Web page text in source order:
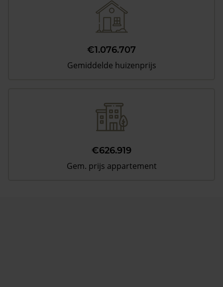
€1.076.707
Gemiddelde huizenprijs
€626.919
Gem. prijs appartement